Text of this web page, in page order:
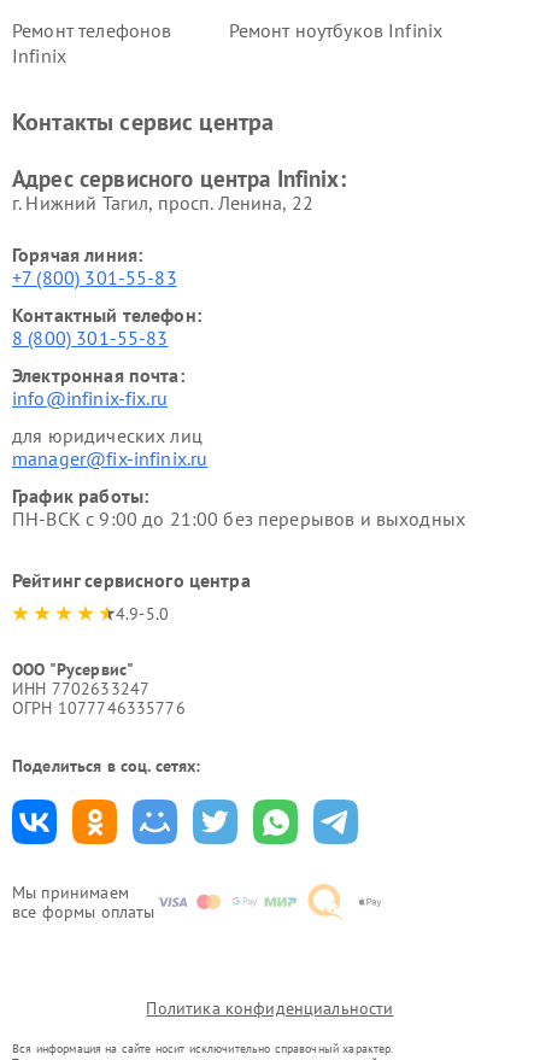
Мы принимаем
все формы оплаты
Ремонт телефонов
Infinix
Ремонт ноутбуков Infinix
Контакты сервис центра
Адрес сервисного центра Infinix:
г. Нижний Тагил, просп. Ленина, 22
Горячая линия:
+7 (800) 301-55-83
Контактный телефон:
8 (800) 301-55-83
Электронная почта:
info@infinix-fix.ru
для юридических лиц
manager@fix-infinix.ru
График работы:
ПН-ВСК с 9:00 до 21:00 без перерывов и выходных
Рейтинг сервисного центра
4.9-5.0
ООО "Русервис"
ИНН 7702633247
ОГРН 1077746335776
Поделиться в соц. сетях:
Политика конфиденциальности
Вся информация на сайте носит исключительно справочный характер.